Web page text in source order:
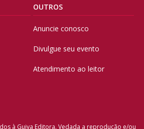
OUTROS
Anuncie conosco
Divulgue seu evento
Atendimento ao leitor
à Guiya Editora. Vedada a reprodução e/ou